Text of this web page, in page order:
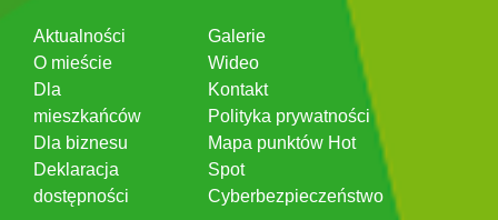
Aktualności
O mieście
Dla
mieszkańców
Dla biznesu
Deklaracja
dostępności
Galerie
Wideo
Kontakt
Polityka prywatności
Mapa punktów Hot
Spot
Cyberbezpieczeństwo